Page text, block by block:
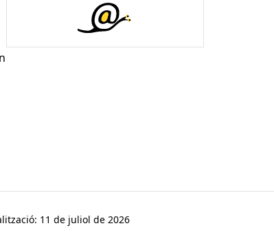
11 de juliol de 2026